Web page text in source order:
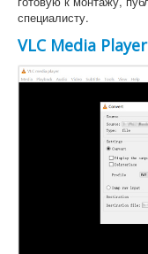
специалисту.
VLC Media Player